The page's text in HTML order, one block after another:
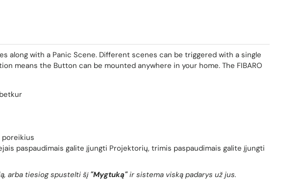
along with a Panic Scene. Different scenes can be triggered with a single
means the Button can be mounted anywhere in your home. The FIBARO
poreikius
paspaudimais galite įjungti Projektorių, trimis paspaudimais galite įjungti
arba tiesiog spustelti šį "Mygtuką"ir sistema viską padarys už jus.